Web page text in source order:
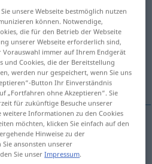
anklicken/antippen)
unsere Webseite bestmöglich nutzen
können. Notwendige,
die für den Betrieb der Webseite
unserer Webseite erforderlich sind,
immer auf Ihrem Endgerät
und Cookies, die der Bereitstellung
werden nur gespeichert, wenn Sie uns
Button Ihr Einverständnis
„Fortfahren ohne Akzeptieren“. Sie
für zukünftige Besuche unserer
weitere Informationen zu den Cookies
möchten, klicken Sie einfach auf den
Hinweise zu der
ansonsten unserer
Sie unserImpressum.